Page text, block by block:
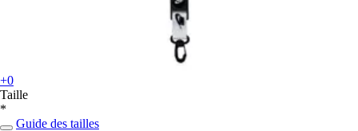
+0
Taille
*
Guide des tailles